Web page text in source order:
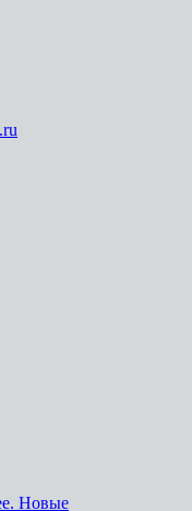
Новые